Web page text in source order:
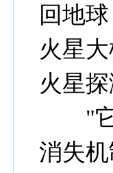
回地
火星
火星探
"它
消失